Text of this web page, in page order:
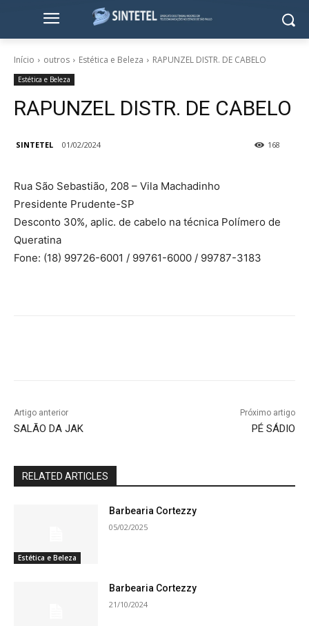
Início outros Estética e Beleza RAPUNZEL DISTR. DE CABELO
Estética e Beleza
RAPUNZEL DISTR. DE CABELO
SINTETEL 01/02/2024 168
Rua São Sebastião, 208 – Vila Machadinho
Presidente Prudente-SP
Desconto 30%, aplic. de cabelo na técnica Polímero de
Queratina
Fone: (18) 99726-6001 / 99761-6000 / 99787-3183
Artigo anterior
SALÃO DA JAK
Próximo artigo
PÉ SÁDIO
RELATED ARTICLES
Estética e Beleza
Barbearia Cortezzy
05/02/2025
Barbearia Cortezzy
21/10/2024